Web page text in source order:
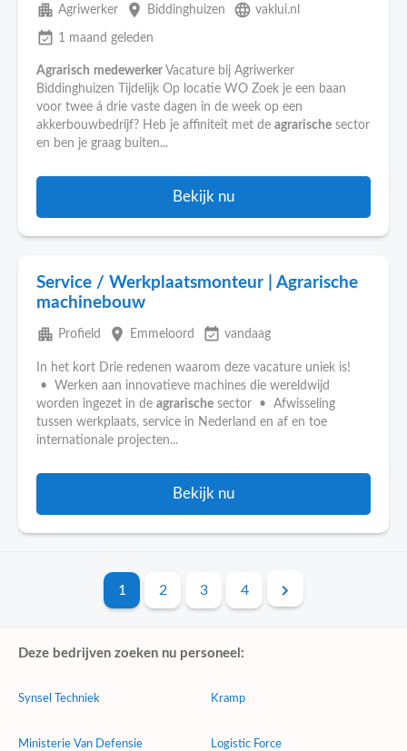
apartment Agriwerker place Biddinghuizen language vaklui.nl
event_available 1 maand geleden
Agrarisch medewerker Vacature bij Agriwerker
Biddinghuizen Tijdelijk Op locatie WO Zoek je een baan
voor twee á drie vaste dagen in de week op een
akkerbouwbedrijf? Heb je affiniteit met de agrarische sector
en ben je graag buiten...
Bekijk nu
Service / Werkplaatsmonteur | Agrarische
machinebouw
apartment Profield place Emmeloord event_available vandaag
In het kort Drie redenen waarom deze vacature uniek is!
• Werken aan innovatieve machines die wereldwijd
worden ingezet in de agrarische sector • Afwisseling
tussen werkplaats, service in Nederland en af en toe
internationale projecten...
Bekijk nu
1 2 3 4
Deze bedrijven zoeken nu personeel:
Synsel Techniek
Ministerie Van Defensie
Kramp
Logistic Force